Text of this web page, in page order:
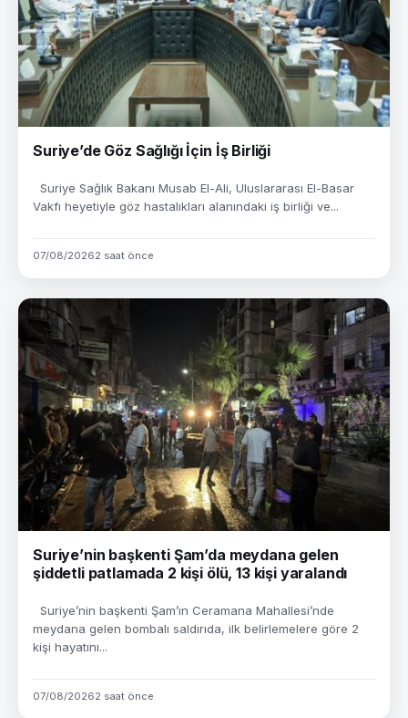
Suriye’de Göz Sağlığı İçin İş Birliği
Suriye Sağlık Bakanı Musab El-Ali, Uluslararası El-Basar
Vakfı heyetiyle göz hastalıkları alanındaki iş birliği ve...
07/08/20262 saat önce
Suriye’nin başkenti Şam’da meydana gelen
şiddetli patlamada 2 kişi ölü, 13 kişi yaralandı
Suriye’nin başkenti Şam’ın Ceramana Mahallesi’nde
meydana gelen bombalı saldırıda, ilk belirlemelere göre 2
kişi hayatını...
07/08/20262 saat önce